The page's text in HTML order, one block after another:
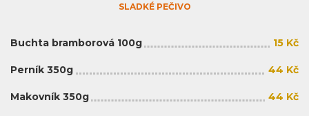
SLADKÉ PEČIVO
Buchta bramborová 100g 15 Kč
Perník 350g 44 Kč
Makovník 350g 44 Kč